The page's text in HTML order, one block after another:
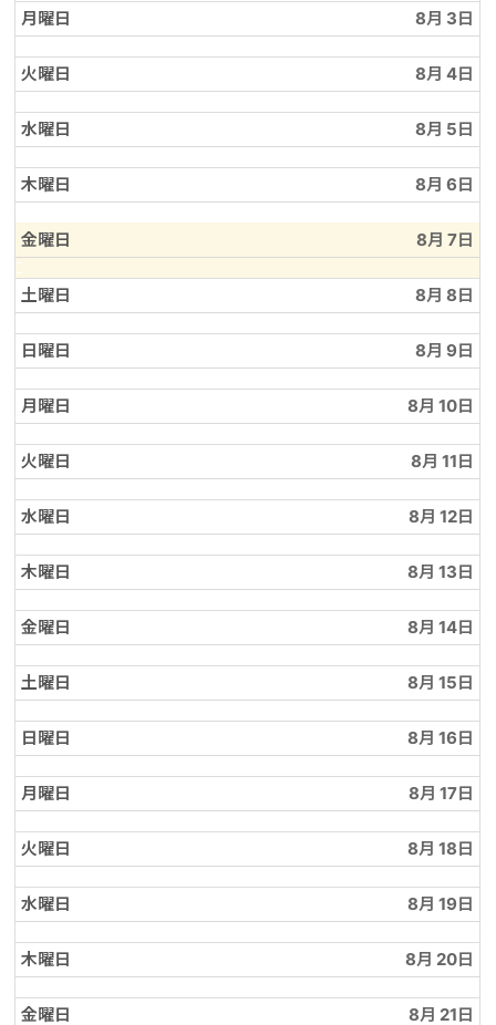
8
月
2026
日,
8
月
2nd
2026
月曜日 8月 3
火曜日 8月 4
水曜日 8月 5
木曜日 8月 6
金曜日 8月 7
土曜日 8月 8
日曜日 8月 9
月曜日 8月 10
火曜日 8月 11
水曜日 8月 12
木曜日 8月 13
金曜日 8月 14
土曜日 8月 15
日曜日 8月 16
月曜日 8月 17
火曜日 8月 18
水曜日 8月 19
木曜日 8月 20
金曜日 8月 21